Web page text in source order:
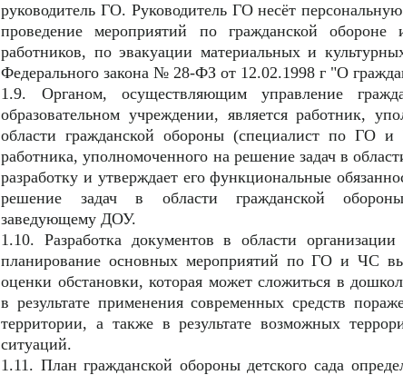
руководитель ГО. Руководитель ГО несёт
проведение мероприятий по гражданской
работников, по эвакуации материальных и
Федерального закона № 28-ФЗ от 12.02.1998 г "О
1.9. Органом, осуществляющим управление
образовательном учреждении, является работник,
области гражданской обороны (специалист по ГО
работника, уполномоченного на решение задач в
разработку и утверждает его функциональные
решение задач в области гражданской
заведующему ДОУ.
1.10. Разработка документов в области
планирование основных мероприятий по ГО и ЧС
оценки обстановки, которая может сложиться в
в результате применения современных средств
территории, а также в результате возможных
ситуаций.
1.11. План гражданской обороны детского сада